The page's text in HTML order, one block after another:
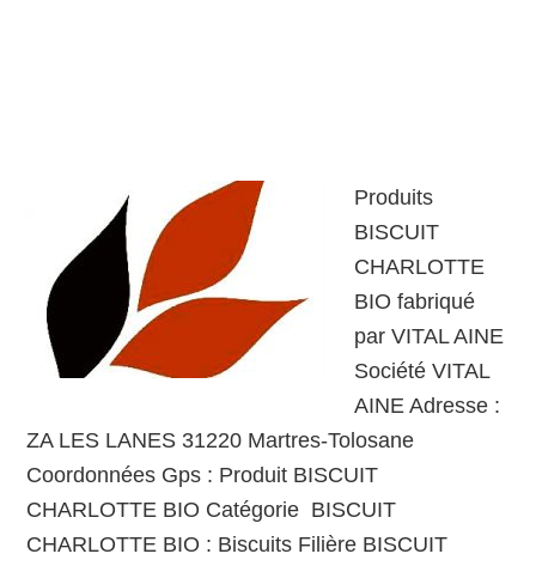
Produits
BISCUIT
CHARLOTTE
BIO fabriqué
par VITAL AINE
Société VITAL
AINE Adresse :
ZA LES LANES 31220 Martres-Tolosane
Coordonnées Gps : Produit BISCUIT
CHARLOTTE BIO Catégorie BISCUIT
CHARLOTTE BIO : Biscuits Filière BISCUIT